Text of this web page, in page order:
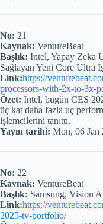
No: 21
Kaynak: VentureBeat
Başlık: Intel, Yapay Zeka
Sağlayan Yeni Core Ultra
Link:https://
processors-with-2x-to-3x-
Özet: Intel, bugün CES
üç kat daha fazla uç
işlemcilerini tanıttı.
Yayın tarihi: Mon, 06 Jan
No: 22
Kaynak: VentureBeat
Başlık: Samsung, Vision
Link:https://
2025-tv-portfolio/